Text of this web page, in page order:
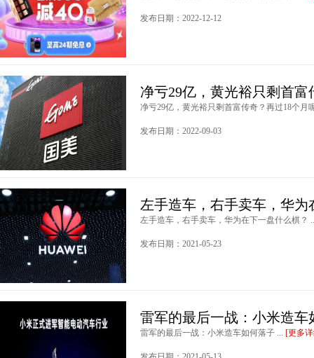
发布日期：2022-12-12
净亏29亿，黄光裕只剩首
净亏29亿，黄光裕只剩首富传奇？再过18个月
发布日期：2022-09-03
左手造车，右手卖车，华为
左手造车，右手卖车，华为在下一盘什么棋？
发布日期：2021-05-23
雷军的最后一战：小米造车
雷军的最后一战：小米造车如何落子 ... [更多